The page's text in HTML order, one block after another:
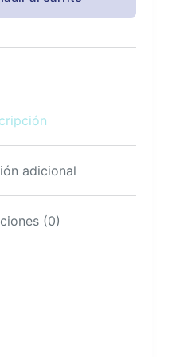
adicional
(0)